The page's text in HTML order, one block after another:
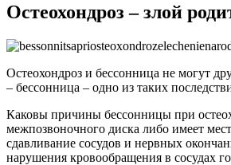
Остеохондроз – злой
Остеохондроз и бессонница не могут
– бессонница – одно из таких
Каковы причины бессонницы при
межпозвоночного диска либо имеет
сдавливание сосудов и нервных
нарушения кровообращения в сосудах